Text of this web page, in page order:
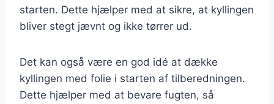
starten. Dette hjælper med at sikre, at kyllingen
bliver stegt jævnt og ikke tørrer ud.
Det kan også være en god idé at dække
kyllingen med folie i starten af tilberedningen.
Dette hjælper med at bevare fugten, så